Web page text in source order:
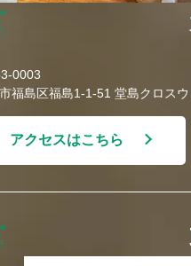
0003
福島区福島1-1-51 堂島クロス
アクセスはこちら